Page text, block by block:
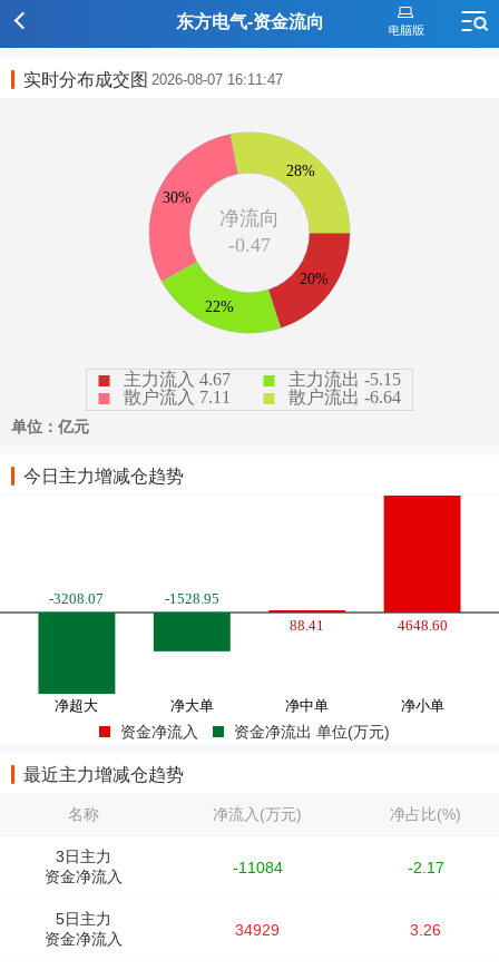
东方电气-资金流向
实时分布成交图 2026-08-07 16:11:47
今日主力增减仓趋势
资金净流入 资金净流出 单位(万元)
最近主力增减仓趋势
名称 净流入(万元) 净占比(%)
3日主力
资金净流入
-11084 -2.17
5日主力
资金净流入
34929 3.26